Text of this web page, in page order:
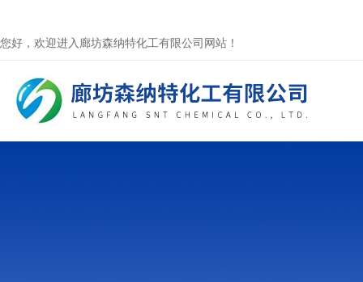
您好，欢迎进入廊坊森纳特化工有限公司网站！